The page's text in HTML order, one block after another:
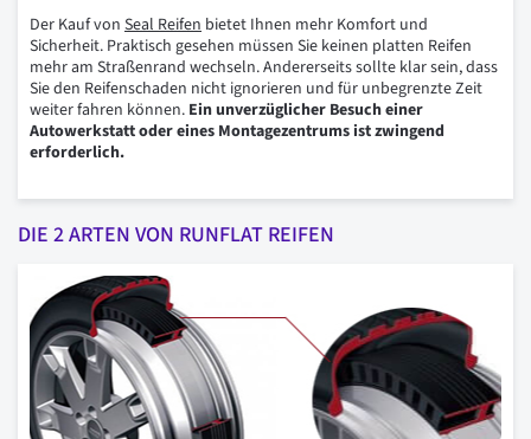
Der Kauf von Seal Reifen bietet Ihnen mehr Komfort und
Sicherheit. Praktisch gesehen müssen Sie keinen platten Reifen
mehr am Straßenrand wechseln. Andererseits sollte klar sein, dass
Sie den Reifenschaden nicht ignorieren und für unbegrenzte Zeit
weiter fahren können. Ein unverzüglicher Besuch einer
Autowerkstatt oder eines Montagezentrums ist zwingend
erforderlich.
DIE 2 ARTEN VON RUNFLAT REIFEN